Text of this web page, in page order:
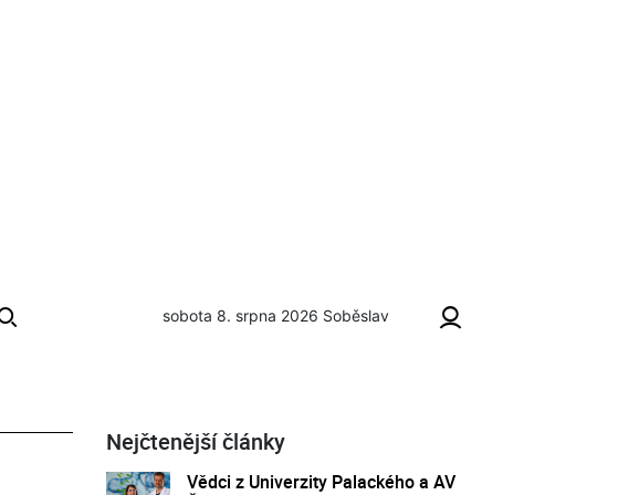
sobota 8. srpna 2026 Soběslav
Nejčtenější články
Vědci z Univerzity Palackého a AV